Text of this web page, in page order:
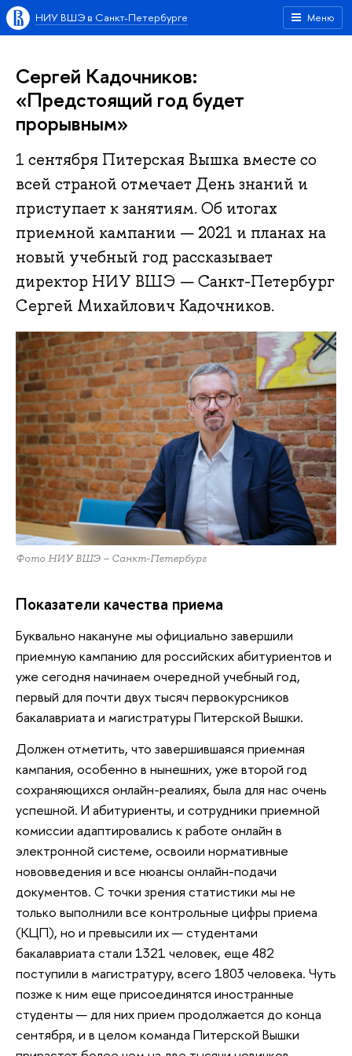
Меню
НИУ ВШЭ в Санкт-Петербурге
Сергей Кадочников:
«Предстоящий год будет
прорывным»
1 сентября Питерская Вышка вместе со
всей страной отмечает День знаний и
приступает к занятиям. Об итогах
приемной кампании — 2021 и планах на
новый учебный год рассказывает
директор НИУ ВШЭ — Санкт-Петербург
Сергей Михайлович Кадочников.
Фото НИУ ВШЭ – Санкт-Петербург
Показатели качества приема
Буквально накануне мы официально завершили
приемную кампанию для российских абитуриентов и
уже сегодня начинаем очередной учебный год,
первый для почти двух тысяч первокурсников
бакалавриата и магистратуры Питерской Вышки.
Должен отметить, что завершившаяся приемная
кампания, особенно в нынешних, уже второй год
сохраняющихся онлайн-реалиях, была для нас очень
успешной. И абитуриенты, и сотрудники приемной
комиссии адаптировались к работе онлайн в
электронной системе, освоили нормативные
нововведения и все нюансы онлайн-подачи
документов. С точки зрения статистики мы не
только выполнили все контрольные цифры приема
(КЦП), но и превысили их — студентами
бакалавриата стали 1321 человек, еще 482
поступили в магистратуру, всего 1803 человека. Чуть
позже к ним еще присоединятся иностранные
студенты — для них прием продолжается до конца
сентября, и в целом команда Питерской Вышки